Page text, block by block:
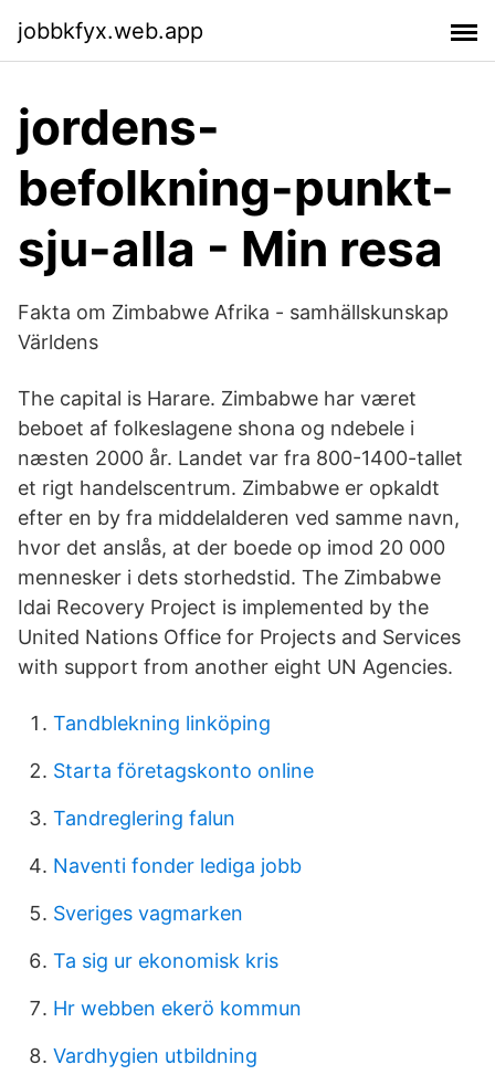
jobbkfyx.web.app
jordens-
befolkning-punkt-
sju-alla - Min resa
Fakta om Zimbabwe Afrika - samhällskunskap
Världens
The capital is Harare. Zimbabwe har været
beboet af folkeslagene shona og ndebele i
næsten 2000 år. Landet var fra 800-1400-tallet
et rigt handelscentrum. Zimbabwe er opkaldt
efter en by fra middelalderen ved samme navn,
hvor det anslås, at der boede op imod 20 000
mennesker i dets storhedstid. The Zimbabwe
Idai Recovery Project is implemented by the
United Nations Office for Projects and Services
with support from another eight UN Agencies.
Tandblekning linköping
Starta företagskonto online
Tandreglering falun
Naventi fonder lediga jobb
Sveriges vagmarken
Ta sig ur ekonomisk kris
Hr webben ekerö kommun
Vardhygien utbildning